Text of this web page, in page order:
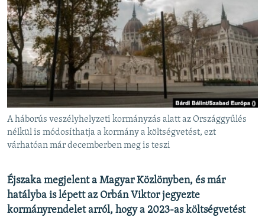
A PÉNZ NYOMÁBAN
EURÓPAI UNIÓ
VILÁG
KLÍMAVÁLTOZÁS
A MÚLT TANULSÁGAI
KÖVESSEN MINKET!
Valamennyi RFE/RL weboldal
A háborús veszélyhelyzeti kormányzás alatt az Országgyűlés
nélkül is módosíthatja a kormány a költségvetést, ezt
várhatóan már decemberben meg is teszi
Éjszaka megjelent a Magyar Közlönyben, és már
hatályba is lépett az Orbán Viktor jegyezte
kormányrendelet arról, hogy a 2023-as költségvetést